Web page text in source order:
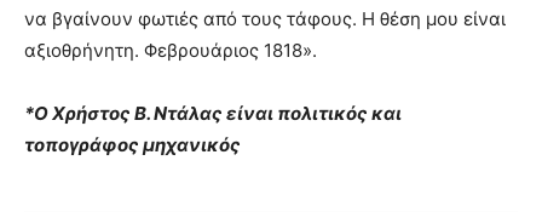
να βγαίνουν φωτιές από τους τάφους. Η θέση μου είναι
αξιοθρήνητη. Φεβρουάριος 1818».
*Ο Χρήστος Β. Ντάλας είναι πολιτικός και
τοπογράφος μηχανικός